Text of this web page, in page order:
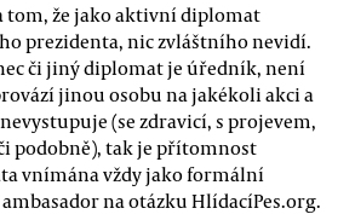
tom, že jako aktivní diplomat
prezidenta, nic zvláštního nevidí.
či jiný diplomat je úředník, není
jinou osobu na jakékoli akci a
(se zdravicí, s projevem,
podobně), tak je přítomnost
vnímána vždy jako formální
na otázku HlídacíPes.org.